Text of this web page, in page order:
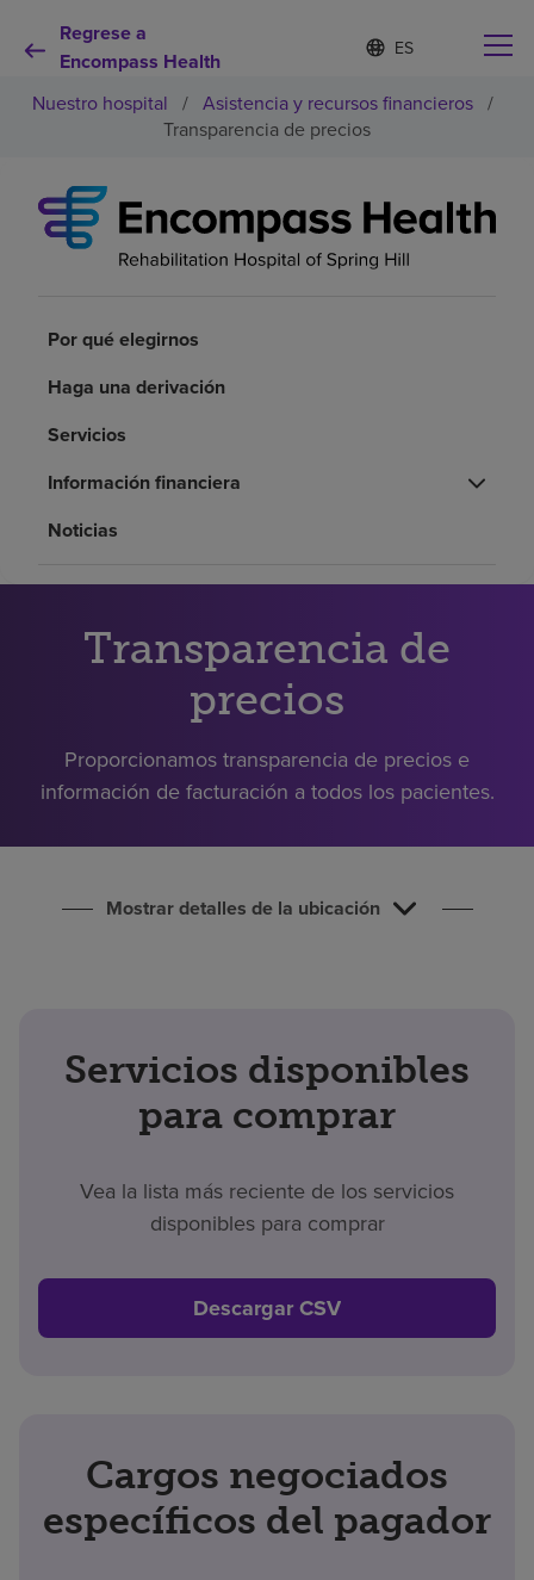
Regrese a
Encompass Health
Lista
de
idiomas
contraída
d
o
m
e
c
Por qué debe elegirnos
Pacientes y cuidadores
Acerca de nosotros
Inversores
Nuestro hospital / Asistencia y recursos financieros /
Transparencia de precios
Por qué elegirnos
Haga una derivación
Servicios
Información financiera
Noticias
Transparencia de
precios
Proporcionamos transparencia de precios e
información de facturación a todos los pacientes.
Mostrar detalles de la ubicación
Servicios disponibles
para comprar
Vea la lista más reciente de los servicios
disponibles para comprar
Descargar CSV
Cargos negociados
específicos del pagador